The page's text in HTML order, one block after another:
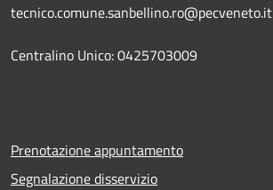
tecnico.comune.sanbellino.ro@pecveneto.it
Centralino Unico: 0425703009
Prenotazione appuntamento
Segnalazione disservizio